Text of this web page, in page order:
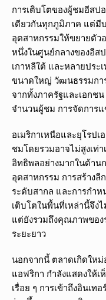
การเติบโตของผู้ชมอีสป
เดียวกันทุกภูมิภาค แต่
อุตสาหกรรมให้ขยายตัวอ
หนึ่งในศูนย์กลางของอีส
เกาหลีใต้ และหลายประ
ขนาดใหญ่ วัฒนธรรมกา
จากทั้งภาครัฐและเอกช
จำนวนผู้ชม การจัดการ
อเมริกาเหนือและยุโรป
ชมโดยรวมอาจไม่สูงเท่
อิทธิพลอย่างมากในด้าน
อุตสาหกรรม การสร้าง
ระดับสากล และการกำ
เติบโตในพื้นที่เหล่านี้จึง
แต่ยังรวมถึงคุณภาพขอ
ระยะยาว
นอกจากนี้ ตลาดเกิดใหม่
แอฟริกา กำลังแสดงให้
เรื่อย ๆ การเข้าถึงอินเ